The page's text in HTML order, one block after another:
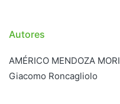
Autores
AMÉRICO MENDOZA MORI
Giacomo Roncagliolo